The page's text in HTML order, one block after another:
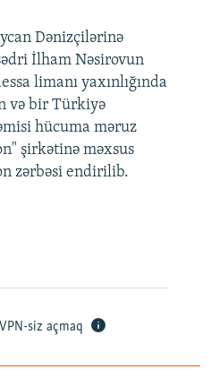
Dənizçilərinə
İlham Nəsirovun
limanı yaxınlığında
və bir Türkiyə
hücuma məruz
şirkətinə məxsus
zərbəsi endirilib.
VPN-siz açmaq